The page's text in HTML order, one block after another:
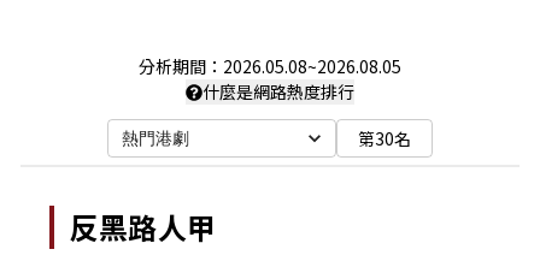
分析期間： 2026.05.08~2026.08.05
什麼是網路熱度排行
熱門港劇 第30名
反黑路人甲